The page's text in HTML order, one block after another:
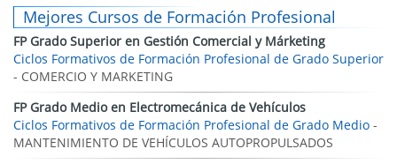
Mejores Cursos de Formación Profesional
FP Grado Superior en Gestión Comercial y Márketing
Ciclos Formativos de Formación Profesional de Grado Superior
- COMERCIO Y MARKETING
FP Grado Medio en Electromecánica de Vehículos
Ciclos Formativos de Formación Profesional de Grado Medio -
MANTENIMIENTO DE VEHÍCULOS AUTOPROPULSADOS